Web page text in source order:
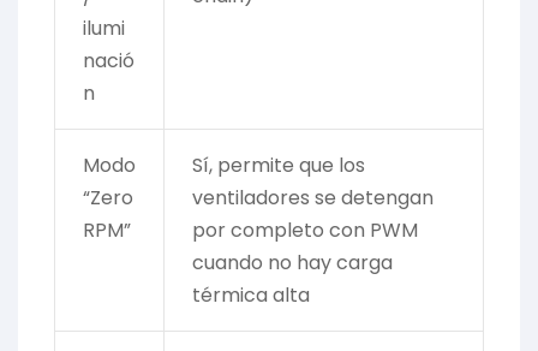
ilumi
nació
n
Modo
“Zero
RPM”
Sí, permite que los
ventiladores se detengan
por completo con PWM
cuando no hay carga
térmica alta